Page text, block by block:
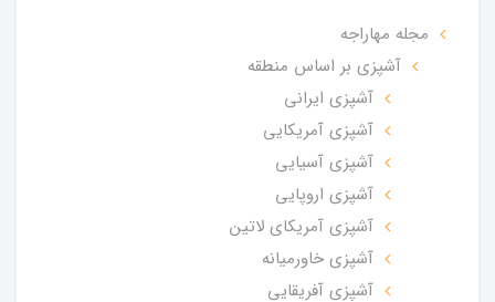
مجله مهاراجه
آشپزی بر اساس منطقه
آشپزی ایرانی
آشپزی آمریکایی
آشپزی آسیایی
آشپزی اروپایی
آشپزی آمریکای لاتین
آشپزی خاورمیانه
آشپزی آفریقایی